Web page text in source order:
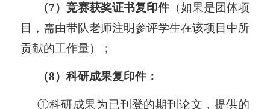
（7）竞赛获奖证书复印件 （如果是团体项
目，需由带队老师注明参评学生在该项目中所
贡献的工作量）；
（8）科研成果复印件：
①科研成果为已刊登的期刊论文，提供的